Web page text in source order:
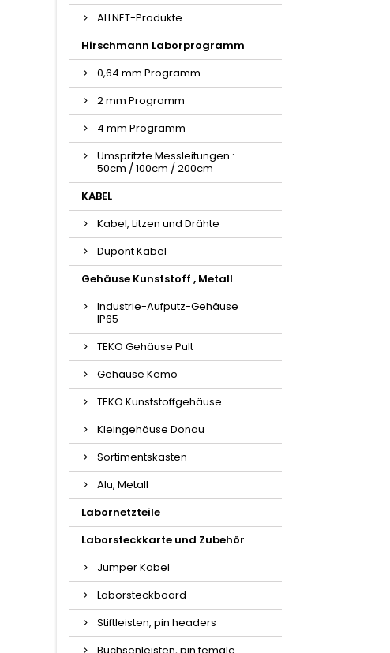
ALLNET-Produkte
Hirschmann Laborprogramm
0,64 mm Programm
2 mm Programm
4 mm Programm
Umspritzte Messleitungen :
50cm / 100cm / 200cm
KABEL
Kabel, Litzen und Drähte
Dupont Kabel
Gehäuse Kunststoff , Metall
Industrie-Aufputz-Gehäuse
IP65
TEKO Gehäuse Pult
Gehäuse Kemo
TEKO Kunststoffgehäuse
Kleingehäuse Donau
Sortimentskasten
Alu, Metall
Labornetzteile
Laborsteckkarte und Zubehör
Jumper Kabel
Laborsteckboard
Stiftleisten, pin headers